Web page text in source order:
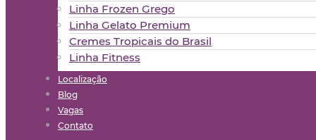
Linha Frozen Grego
Linha Gelato Premium
Cremes Tropicais do Brasil
Linha Fitness
Localização
Blog
Vagas
Contato